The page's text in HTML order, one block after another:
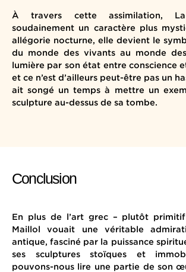
À travers cette assimilation,
soudainement un caractère plus
allégorie nocturne, elle devient le
du monde des vivants au monde
lumière par son état entre conscience
et ce n’est d’ailleurs peut-être pas un
ait songé un temps à mettre un
sculpture au-dessus de sa tombe.
Conclusion
En plus de l’art grec – plutôt
Maillol vouait une véritable
antique, fasciné par la puissance
ses sculptures stoïques et
pouvons-nous lire une partie de son